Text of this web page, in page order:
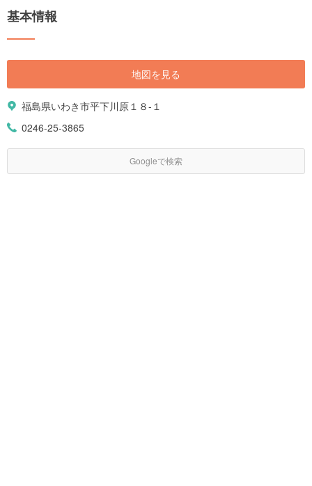
基本情報
地図を見る
福島県いわき市平下川原１８-１
0246-25-3865
Googleで検索